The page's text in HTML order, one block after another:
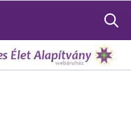
Search
for: